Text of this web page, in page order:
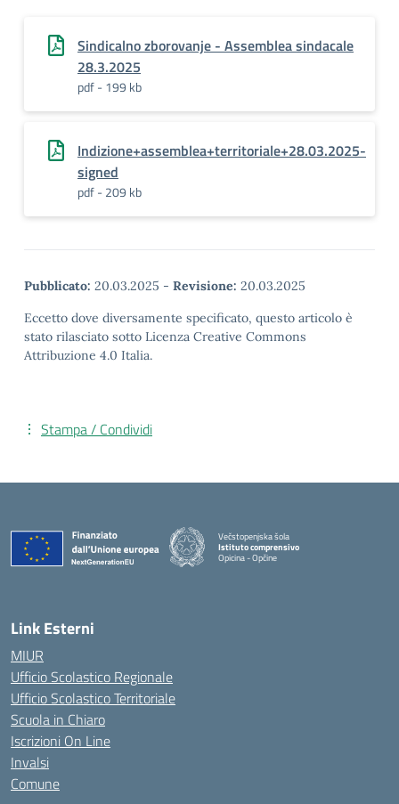
Sindicalno zborovanje - Assemblea sindacale
28.3.2025
pdf - 199 kb
Indizione+assemblea+territoriale+28.03.2025-
signed
pdf - 209 kb
Pubblicato: 20.03.2025 - Revisione: 20.03.2025
Eccetto dove diversamente specificato, questo articolo è
stato rilasciato sotto Licenza Creative Commons
Attribuzione 4.0 Italia.
Stampa / Condividi
Večstopenjska šola
Istituto comprensivo
Opicina - Opčine
Link Esterni
MIUR
Ufficio Scolastico Regionale
Ufficio Scolastico Territoriale
Scuola in Chiaro
Iscrizioni On Line
Invalsi
Comune